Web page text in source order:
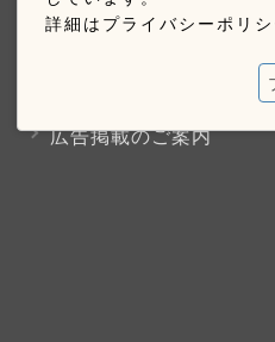
詳細はプライバシーポリ
広告掲載のご案内